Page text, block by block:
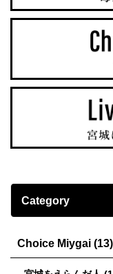
Category
Choice Miygai (13)